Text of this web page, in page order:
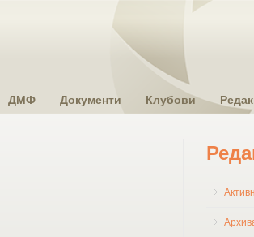
ДМФ Документи Клубови